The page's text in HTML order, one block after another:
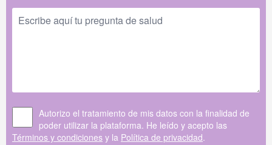
Autorizo el tratamiento de mis datos con la finalidad de
poder utilizar la plataforma. He leído y acepto las
Términos y condiciones y la Política de privacidad.